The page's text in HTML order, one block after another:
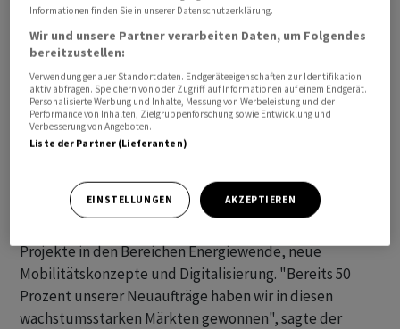
Herausforderungen makroökonomischer Natur
geprägt", schrieb Unternehmenschef Juan Santamaría
Cases in einem Brief an die Aktionäre. Hochtief steuere
diesen Herausforderungen aktiv entgegen. Das
Unternehmen sei aufgrund seiner geografischen
Aufstellung sowie durch einen stark risikominimierten
und wachsenden Auftragsbestand für die Zukunft gut
Der Konzern erziele in mehreren Hightech-
Projekte in den Bereichen Energiewende, neue
Mobilitätskonzepte und Digitalisierung. "Bereits 50
Prozent unserer Neuaufträge haben wir in diesen
wachstumsstarken Märkten gewonnen", sagte der
Informationen finden Sie in unserer Datenschutzerklärung.
Wir und unsere Partner verarbeiten Daten, um Folgendes
bereitzustellen:
Verwendung genauer Standortdaten. Endgeräteeigenschaften zur Identifikation
aktiv abfragen. Speichern von oder Zugriff auf Informationen auf einem Endgerät.
Personalisierte Werbung und Inhalte, Messung von Werbeleistung und der
Performance von Inhalten, Zielgruppenforschung sowie Entwicklung und
Verbesserung von Angeboten.
Liste der Partner (Lieferanten)
EINSTELLUNGEN AKZEPTIEREN